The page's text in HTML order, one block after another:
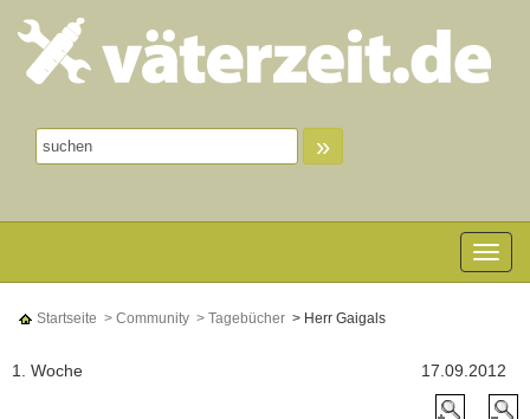
»
Toggle
Startseite > Community > Tagebücher > Herr Gaigals
17.09.2012
1. Woche